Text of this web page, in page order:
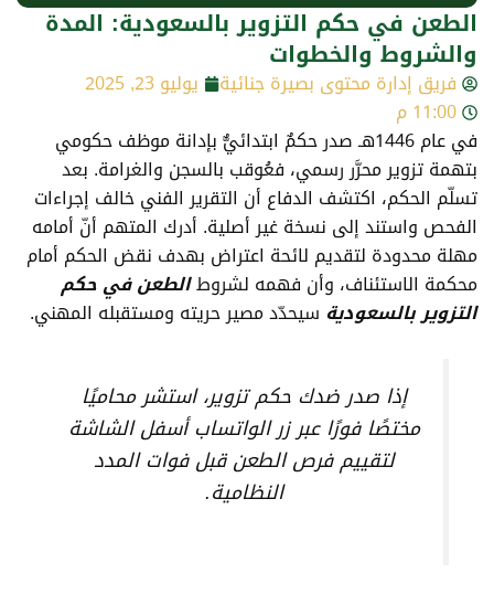
الطعن في حكم التزوير بالسعودية: المدة
والشروط والخطوات
فريق إدارة محتوى بصيرة جنائية
يوليو 23, 2025
11:00 م
في عام 1446هـ صدر حكمٌ ابتدائيٌّ بإدانة موظف حكومي
بتهمة تزوير محرَّر رسمي، فعُوقب بالسجن والغرامة. بعد
تسلّم الحكم، اكتشف الدفاع أن التقرير الفني خالف إجراءات
الفحص واستند إلى نسخة غير أصلية. أدرك المتهم أنّ أمامه
مهلة محدودة لتقديم لائحة اعتراض بهدف نقض الحكم أمام
محكمة الاستئناف، وأن فهمه لشروطالطعن في حكم
التزوير بالسعودية سيحدّد مصير حريته ومستقبله المهني.
إذا صدر ضدك حكم تزوير، استشر محاميًا
مختصًا فورًا عبر زر الواتساب أسفل الشاشة
لتقييم فرص الطعن قبل فوات المدد
النظامية.